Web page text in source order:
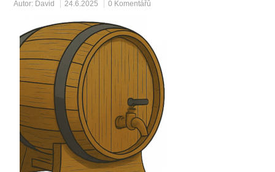
Autor: David 24.6.2025 0 Komentářů